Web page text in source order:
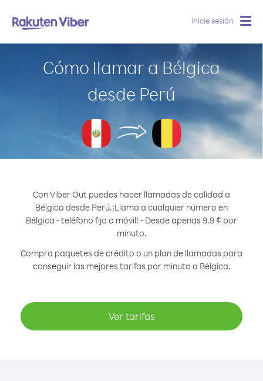
Inicie sesión
Cómo llamar a Bélgica
desde Perú
Con Viber Out puedes hacer llamadas de calidad a
Bélgica desde Perú.¡Llama a cualquier número en
Bélgica - teléfono fijo o móvil! - Desde apenas 9.9 ¢ por
minuto.
Compra paquetes de crédito o un plan de llamadas para
conseguir las mejores tarifas por minuto a Bélgica.
Ver tarifas